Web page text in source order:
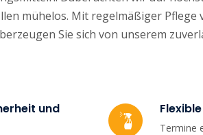
mühelos. Mit regelmäßiger
Sie sich von unserem
und
Termine